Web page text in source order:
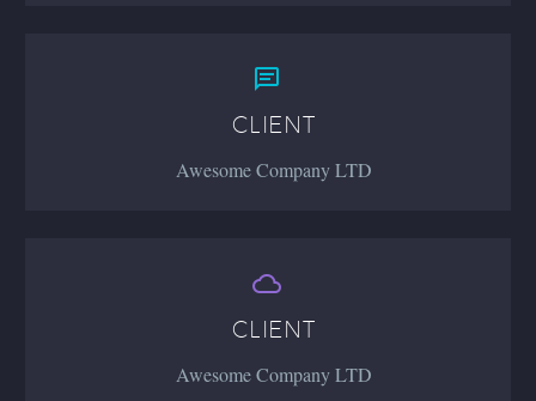


CLIENT
Awesome Company LTD


CLIENT
Awesome Company LTD